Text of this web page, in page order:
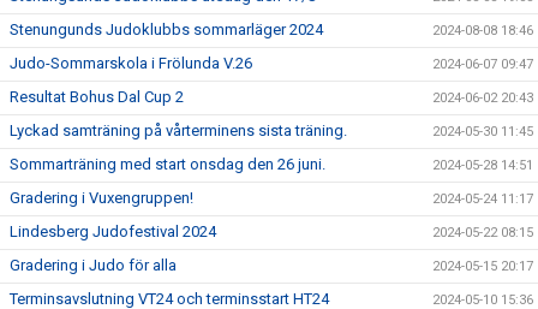
Stenungunds Judoklubbs sommarläger 2024 2024-08-08 18:46
Judo-Sommarskola i Frölunda V.26 2024-06-07 09:47
Resultat Bohus Dal Cup 2 2024-06-02 20:43
Lyckad samträning på vårterminens sista träning. 2024-05-30 11:45
Sommarträning med start onsdag den 26 juni. 2024-05-28 14:51
Gradering i Vuxengruppen! 2024-05-24 11:17
Lindesberg Judofestival 2024 2024-05-22 08:15
Gradering i Judo för alla 2024-05-15 20:17
Terminsavslutning VT24 och terminsstart HT24 2024-05-10 15:36